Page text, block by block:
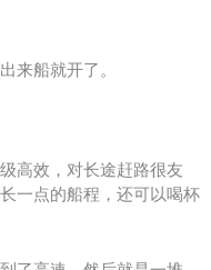
来船就开了。
高效，对长途赶路很友
一点的船程，还可以喝杯